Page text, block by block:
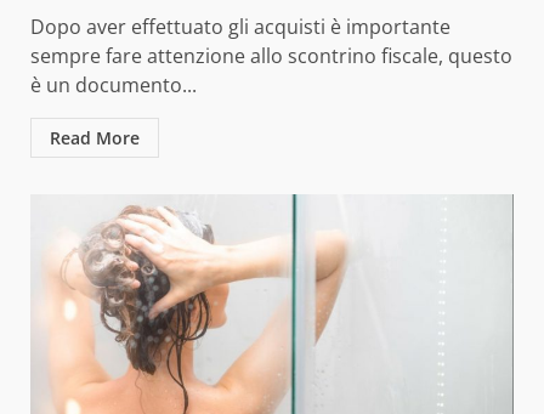
Dopo aver effettuato gli acquisti è importante
sempre fare attenzione allo scontrino fiscale, questo
è un documento...
Read More